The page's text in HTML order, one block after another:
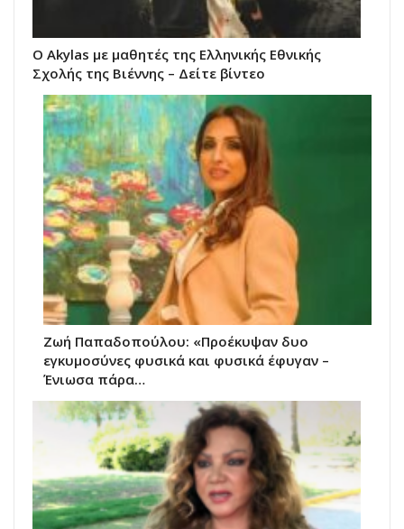
O Akylas με μαθητές της Ελληνικής Εθνικής
Σχολής της Βιέννης – Δείτε βίντεο
Ζωή Παπαδοπούλου: «Προέκυψαν δυο
εγκυμοσύνες φυσικά και φυσικά έφυγαν –
Ένιωσα πάρα…